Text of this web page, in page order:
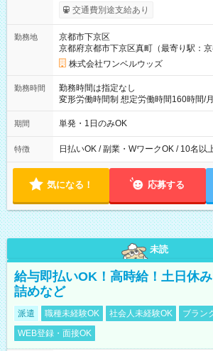
働いたその日に現金GET♪ お仕事後は
交通費別途支給あり
勤務地
京都市下京区
京都府京都市下京区真町（最寄り駅：京
株式会社ワンベルウッズ
勤務時間
勤務時間は指定なし
変形労働時間制 想定労働時間160時間/月 【シフト例】 ・10：
00～20：00
期間 単発・1日のみOK
特徴 日払いOK / 副業・WワークOK / 10名以
気になる！ 応募する
未読
給与即払いOK！高時給！土日休
詰めなど
派遣 職種未経験OK 社会人未経験OK
ブラン
WEB登録・面接OK